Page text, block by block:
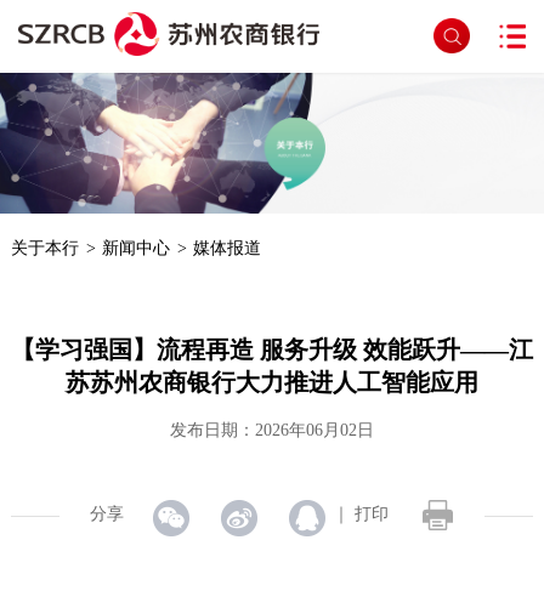
首页>文章详细页面
关于本行 > 新闻中心 > 媒体报道
【学习强国】流程再造 服务升级 效能跃升——江
苏苏州农商银行大力推进人工智能应用
发布日期：2026年06月02日
分享 ｜ 打印